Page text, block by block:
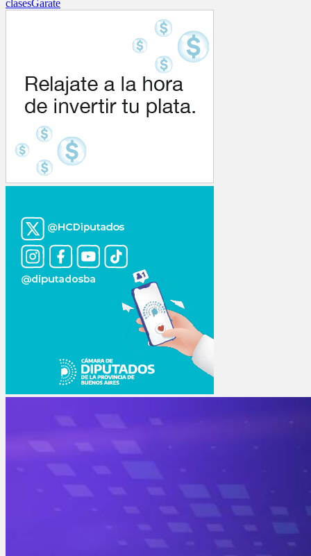
clasesGarate